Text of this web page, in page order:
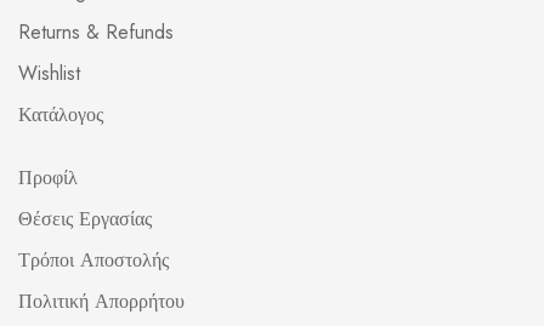
Returns & Refunds
Wishlist
Κατάλογος
Προφίλ
Θέσεις Εργασίας
Τρόποι Αποστολής
Πολιτική Απορρήτου